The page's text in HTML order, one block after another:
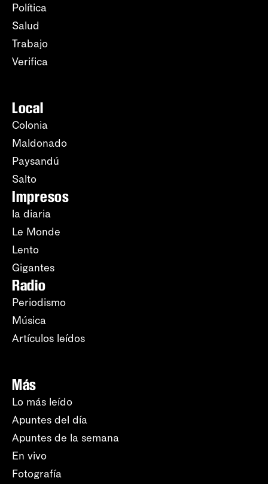
Política
Salud
Trabajo
Verifica
Local
Colonia
Maldonado
Paysandú
Salto
Impresos
la diaria
Le Monde
Lento
Gigantes
Radio
Periodismo
Música
Artículos leídos
Más
Lo más leído
Apuntes del día
Apuntes de la semana
En vivo
Fotografía